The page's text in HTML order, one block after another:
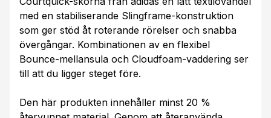
med en stabiliserande Slingframe-konstruktion
som ger stöd åt roterande rörelser och snabba
övergångar. Kombinationen av en flexibel
Bounce-mellansula och Cloudfoam-vaddering ser
till att du ligger steget före.
Den här produkten innehåller minst 20 %